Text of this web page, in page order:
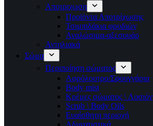
Αποτριχωση
Προϊόντα Αποτρίχωσης
Τσιμπιδάκια φρυδιών
Αναλώσιμα-αξεσουάρ
Αντηλιακά
Σώμα
Περιποίηση σώματος
Αφρόλουτρο/Σφουγγάρια
Body mist
Κρέμες σώματος \ Λοσιόν
Scrub \ Body Oils
Ευαίσθητη περιοχή
Αδυνατιστικά